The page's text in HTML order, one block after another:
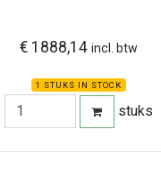
€ 1888,14 incl. btw
1 STUKS IN STOCK
stuks